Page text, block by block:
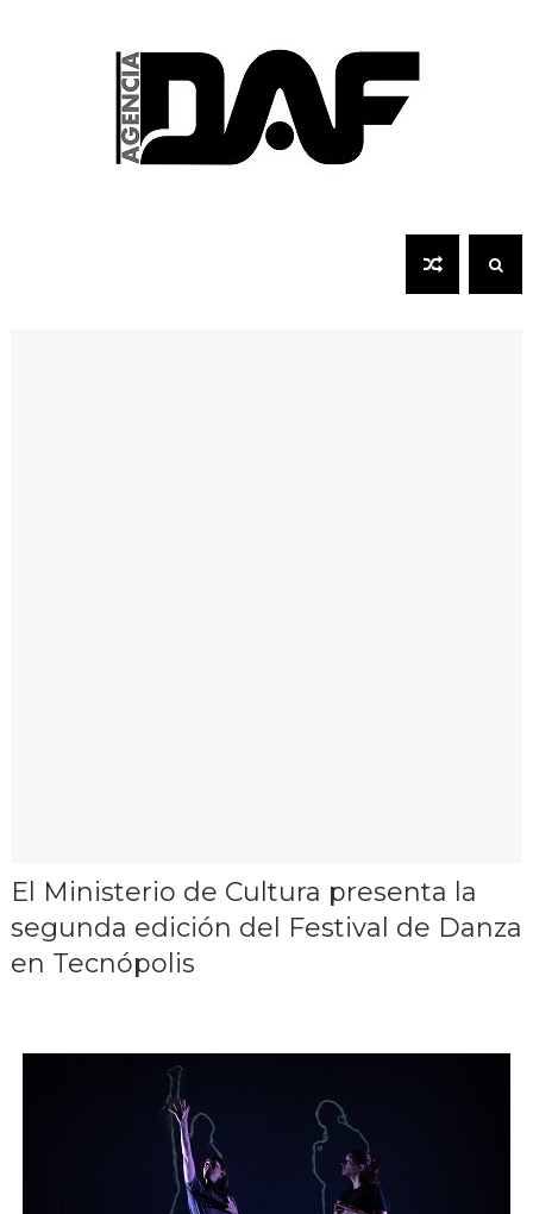
El Ministerio de Cultura presenta la
segunda edición del Festival de Danza
en Tecnópolis